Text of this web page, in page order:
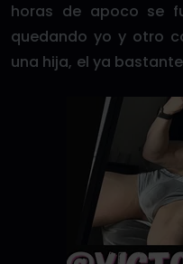
horas de apoco se
quedando yo y otro
una hija, el ya